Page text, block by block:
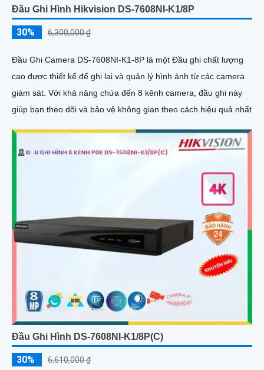
Đầu Ghi Hình Hikvision DS-7608NI-K1/8P
30% 6,300,000 ₫
Đầu Ghi Camera DS-7608NI-K1-8P là một Đầu ghi chất lượng
cao được thiết kế để ghi lại và quản lý hình ảnh từ các camera
giám sát. Với khả năng chứa đến 8 kênh camera, đầu ghi này
giúp bạn theo dõi và bảo vệ không gian theo cách hiệu quả nhất
Đầu Ghi Hình DS-7608NI-K1/8P(C)
30% 6,610,000 ₫